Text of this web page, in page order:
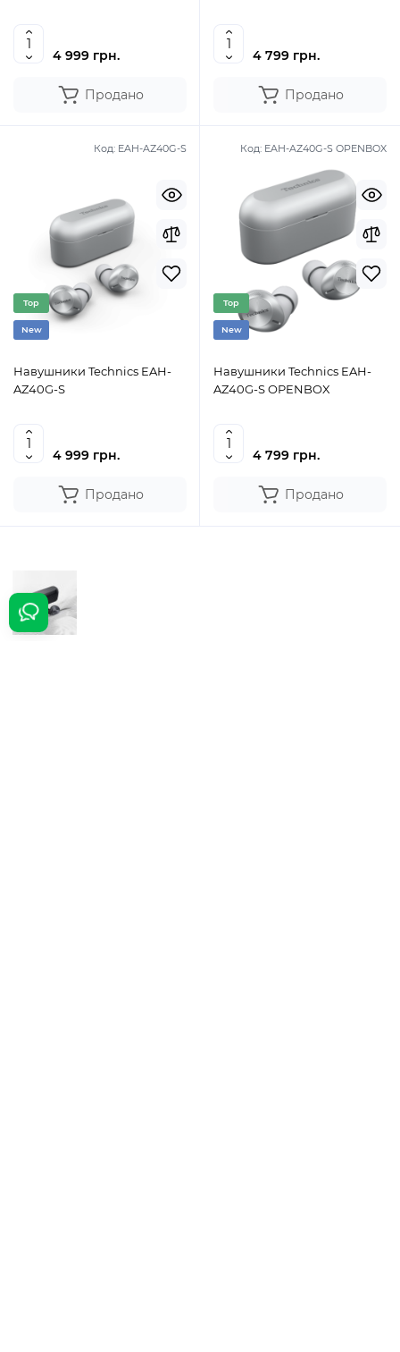
4 999 грн.
Продано
4 799 грн.
Продано
Код: EAH-AZ40G-S
Top
New
Навушники Technics EAH-
AZ40G-S
4 999 грн.
Продано
Код: EAH-AZ40G-S OPENBOX
Top
New
Навушники Technics EAH-
AZ40G-S OPENBOX
4 799 грн.
Продано